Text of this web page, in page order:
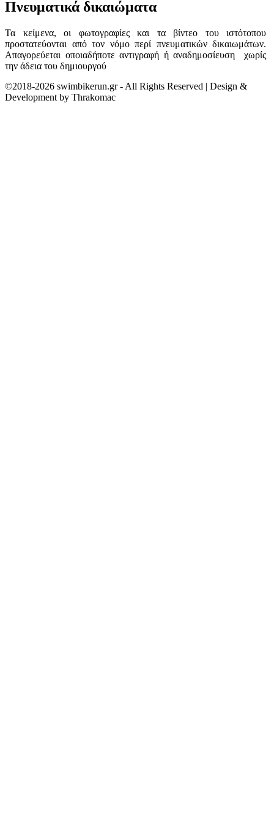
Πνευματικά δικαιώματα
Τα κείμενα, οι φωτογραφίες και τα βίντεο του ιστότοπου
προστατεύονται από τον νόμο περί πνευματικών δικαιωμάτων.
Απαγορεύεται οποιαδήποτε αντιγραφή ή αναδημοσίευση χωρίς
την άδεια του δημιουργού
©2018-2026 swimbikerun.gr - All Rights Reserved | Design &
Development by Thrakomac